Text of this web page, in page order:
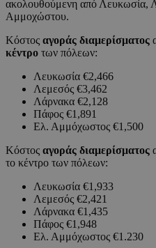
ακολουθούμενη από Λευκωσία,
Αμμοχώστου.
Κόστος αγοράς διαμερίσματος
κέντρο των πόλεων:
Λευκωσία €2,466
Λεμεσός €3,462
Λάρνακα €2,128
Πάφος €1,891
Ελ. Αμμόχωστος €1,500
Κόστος αγοράς διαμερίσματος
το κέντρο των πόλεων:
Λευκωσία €1,933
Λεμεσός €2,421
Λάρνακα €1,435
Πάφος €1,948
Ελ. Αμμόχωστος €1.230